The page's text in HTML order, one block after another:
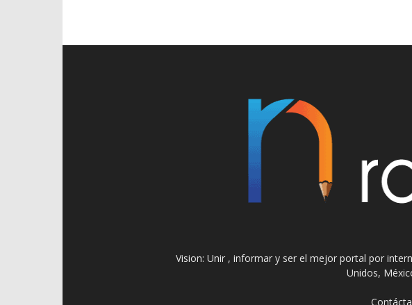
Vision: Unir , informar y ser el mejor portal por
Unidos,